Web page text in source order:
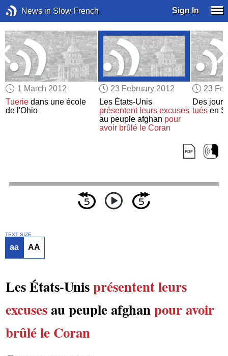
News in Slow French Sign In
1 March 2012
Tuerie dans une école
de l'Ohio
23 February 2012
Les États-Unis
présentent leurs excuses
au peuple afghan pour
avoir brûlé le Coran
23
Des
tuésen
TEXT SIZE
aa AA
Les États-Unisprésentent leurs
excusesau peuple afghanpour avoir
brûlé le Coran